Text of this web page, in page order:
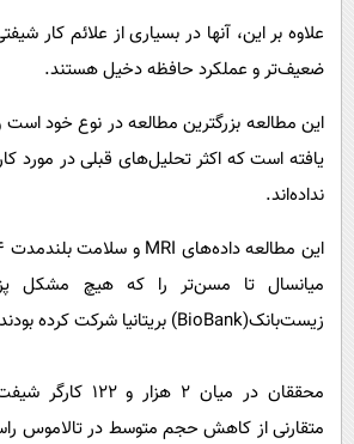
علاوه بر این، آنها در بسیاری از علائم کار
ضعیف‌تر و عملکرد حافظه دخیل هستند.
این مطالعه بزرگترین مطالعه در نوع خود
یافته است که اکثر تحلیل‌های قبلی در
نداده‌اند.
میانسال تا مسن‌تر را که هیچ مشکل
زیست‌بانک(BioBank) بریتانیا شرکت کرده بودند، تجزیه و تحلیل کرد.
محققان در میان ۲
متقارنی از کاهش حجم متوسط ​​در تالاموس